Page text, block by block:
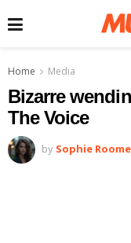
Home Media
Bizarre
The Voice
by Sophie